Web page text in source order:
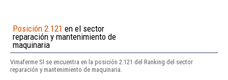
Posición 2.121 en el sector
reparación y mantenimiento de
maquinaria
Vimaferme Sl se encuentra en la posición 2.121 del Ranking del sector
reparación y mantenimiento de maquinaria.